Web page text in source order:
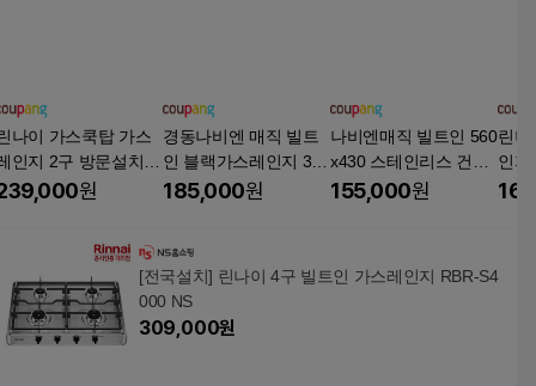
나이 가스쿡탑 가스
인지 2구 방문설치
트인, CPBS201DJN,
원
경동나비엔 매직 빌트
인 블랙가스레인지 3구
쿡탑 매립형(타공560*4
185,000원
나비엔매직 빌트인 560
x430 스테인리스 건전
지타입, LNG, GRB410
155,000원
린나
인지
쿡탑
[전국설치] 린나이 4구 빌트인 가스레인지 RBR-S4
000 NS
309,000원